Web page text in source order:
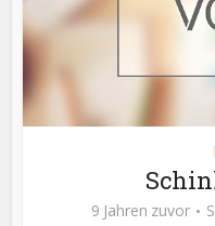
9 Jahren zuvor